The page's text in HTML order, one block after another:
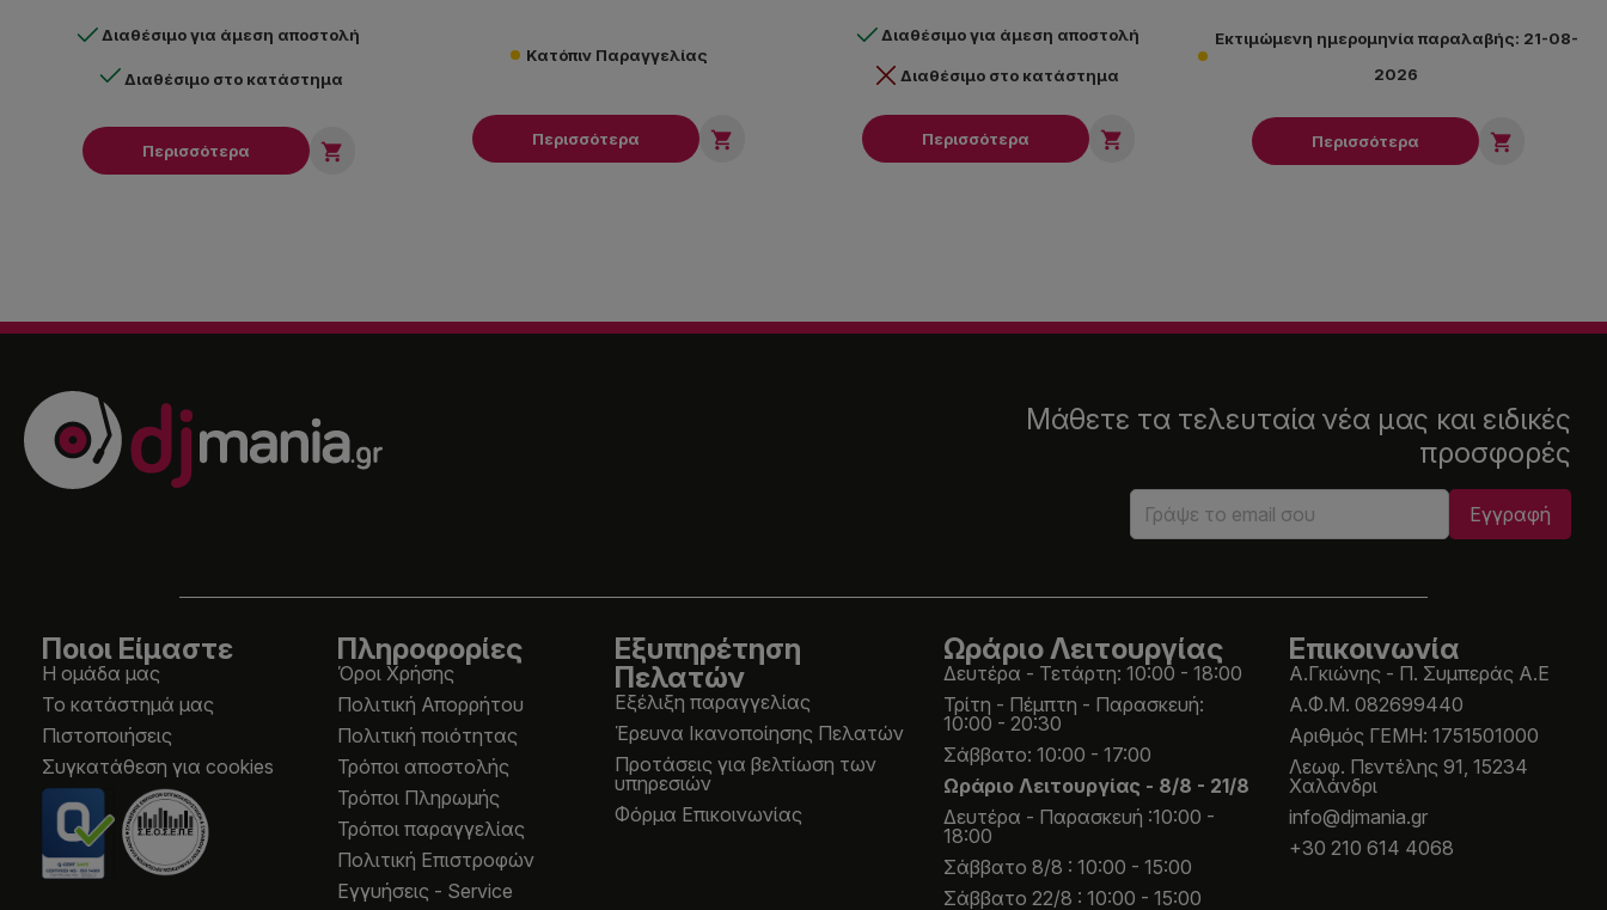
Διαθέσιμο για άμεση αποστολή
Διαθέσιμο στο κατάστημα
Περισσότερα 
Κατόπιν Παραγγελίας
Περισσότερα 
Διαθέσιμο για άμεση αποστολή
Διαθέσιμο στο κατάστημα
Περισσότερα 
Εκτιμώμενη ημερομηνία παραλαβής: 21-08-
2026
Περισσότερα 
Μάθετε τα τελευταία νέα μας και ειδικές
προσφορές
Ποιοι Είμαστε
Η ομάδα μας
Το κατάστημά μας
Πιστοποιήσεις
Συγκατάθεση για cookies
Πληροφορίες
Όροι Χρήσης
Πολιτική Απορρήτου
Πολιτική ποιότητας
Τρόποι αποστολής
Τρόποι Πληρωμής
Τρόποι παραγγελίας
Πολιτική Επιστροφών
Εγγυήσεις - Service
Εξυπηρέτηση
Πελατών
Εξέλιξη παραγγελίας
Έρευνα Ικανοποίησης Πελατών
Προτάσεις για βελτίωση των
υπηρεσιών
Φόρμα Επικοινωνίας
Ωράριο Λειτουργίας
Δευτέρα - Τετάρτη: 10:00 - 18:00
Τρίτη - Πέμπτη - Παρασκευή:
10:00 - 20:30
Σάββατο: 10:00 - 17:00
Ωράριο Λειτουργίας - 8/8 - 21/8
Δευτέρα - Παρασκευή :10:00 -
18:00
Σάββατο 8/8 : 10:00 - 15:00
Σάββατο 22/8 : 10:00 - 15:00
Επικοινωνία
Α.Γκιώνης - Π. Συμπεράς Α.Ε
Α.Φ.Μ. 082699440
Aριθμός ΓΕΜΗ: 1751501000
Λεωφ. Πεντέλης 91, 15234
Χαλάνδρι
info@djmania.gr
+30 210 614 4068